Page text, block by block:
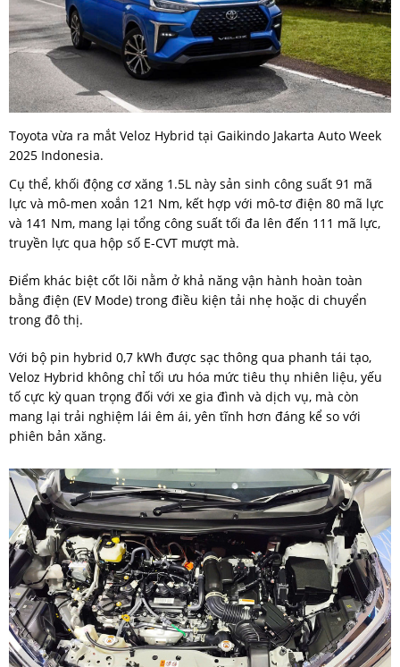
Toyota vừa ra mắt Veloz Hybrid tại Gaikindo Jakarta Auto Week
2025 Indonesia.
Cụ thể, khối động cơ xăng 1.5L này sản sinh công suất 91 mã
lực và mô-men xoắn 121 Nm, kết hợp với mô-tơ điện 80 mã lực
và 141 Nm, mang lại tổng công suất tối đa lên đến 111 mã lực,
truyền lực qua hộp số E-CVT mượt mà.
Điểm khác biệt cốt lõi nằm ở khả năng vận hành hoàn toàn
bằng điện (EV Mode) trong điều kiện tải nhẹ hoặc di chuyển
trong đô thị.
Với bộ pin hybrid 0,7 kWh được sạc thông qua phanh tái tạo,
Veloz Hybrid không chỉ tối ưu hóa mức tiêu thụ nhiên liệu, yếu
tố cực kỳ quan trọng đối với xe gia đình và dịch vụ, mà còn
mang lại trải nghiệm lái êm ái, yên tĩnh hơn đáng kể so với
phiên bản xăng.